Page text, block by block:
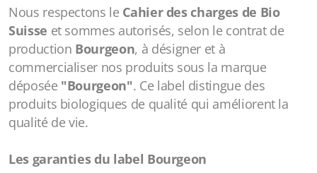
Nous respectons le Cahier des charges de Bio
Suisse et sommes autorisés, selon le contrat de
production Bourgeon, à désigner et à
commercialiser nos produits sous la marque
déposée "Bourgeon". Ce label distingue des
produits biologiques de qualité qui améliorent la
qualité de vie.
Les garanties du label Bourgeon